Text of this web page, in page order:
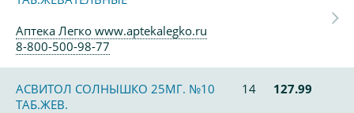
Аптека Легко www.aptekalegko.ru
8-800-500-98-77
АСВИТОЛ СОЛНЫШКО 25МГ. №10
ТАБ.ЖЕВ.
14 127.99